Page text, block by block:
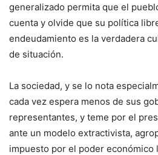
generalizado permita que el
cuenta y olvide que su política
endeudamiento es la verdadera
de situación.
La sociedad, y se lo nota
cada vez espera menos de sus
representantes, y teme por el
ante un modelo extractivista,
impuesto por el poder económico